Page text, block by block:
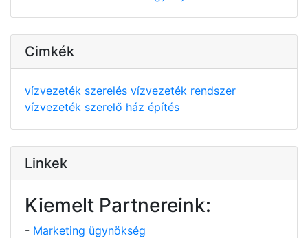
Cimkék
vízvezeték szerelés vízvezeték rendszer
vízvezeték szerelő ház építés
Linkek
Kiemelt Partnereink:
- Marketing ügynökség